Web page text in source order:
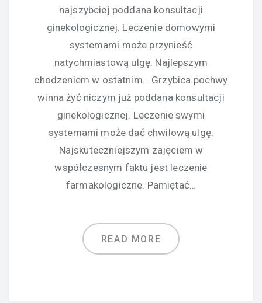
najszybciej poddana konsultacji
ginekologicznej. Leczenie domowymi
systemami może przynieść
natychmiastową ulgę. Najlepszym
chodzeniem w ostatnim… Grzybica pochwy
winna żyć niczym już poddana konsultacji
ginekologicznej. Leczenie swymi
systemami może dać chwilową ulgę.
Najskuteczniejszym zajęciem w
współczesnym faktu jest leczenie
farmakologiczne. Pamiętać…
READ MORE